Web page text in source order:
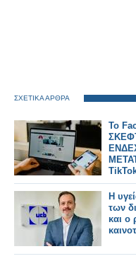
ΣΧΕΤΙΚΑ ΑΡΘΡΑ
Το
Η
των
και ο